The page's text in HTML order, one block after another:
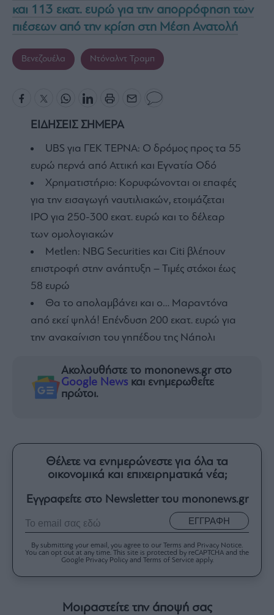
και 113 εκατ. ευρώ για την απορρόφηση των
πιέσεων από την κρίση στη Μέση Ανατολή
Βενεζουέλα Ντόναλντ Τραμπ
ΕΙΔΗΣΕΙΣ ΣΗΜΕΡΑ
UBS για ΓΕΚ ΤΕΡΝΑ: Ο δρόμος προς τα 55
ευρώ περνά από Αττική και Εγνατία Οδό
Χρηματιστήριο: Κορυφώνονται οι επαφές
για την εισαγωγή ναυτιλιακών, ετοιμάζεται
IPO για 250-300 εκατ. ευρώ και το δέλεαρ
των ομολογιακών
Metlen: NBG Securities και Citi βλέπουν
επιστροφή στην ανάπτυξη – Τιμές στόχοι έως
58 ευρώ
Θα το απολαμβάνει και ο… Μαραντόνα
από εκεί ψηλά! Επένδυση 200 εκατ. ευρώ για
την ανακαίνιση του γηπέδου της Νάπολι
Ακολουθήστε το mononews.gr στο
Google News και ενημερωθείτε
πρώτοι.
Θέλετε να ενημερώνεστε για όλα τα
οικονομικά και επιχειρηματικά νέα;
Εγγραφείτε στο Newsletter του mononews.gr
ΕΓΓΡΑΦΗ
By submitting your email, you agree to our Terms and Privacy Notice.
You can opt out at any time. This site is protected by reCAPTCHA and the
Google Privacy Policy and Terms of Service apply.
Μοιραστείτε την άποψή σας